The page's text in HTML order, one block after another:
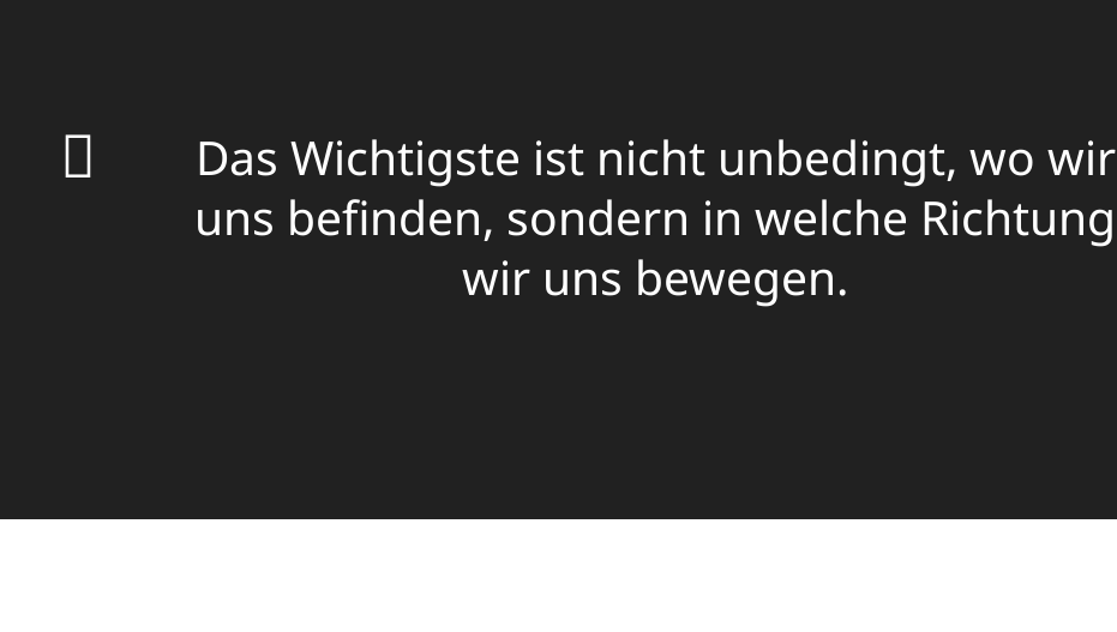
Das Wichtigste ist nicht unbedingt, wo wir
uns befinden, sondern in welche Richtung
wir uns bewegen.